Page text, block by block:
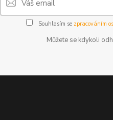
Souhlasím se zpracováním
Můžete se kdykoli